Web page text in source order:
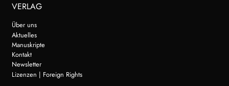
VERLAG
Über uns
Aktuelles
Manuskripte
Kontakt
Newsletter
Lizenzen | Foreign Rights